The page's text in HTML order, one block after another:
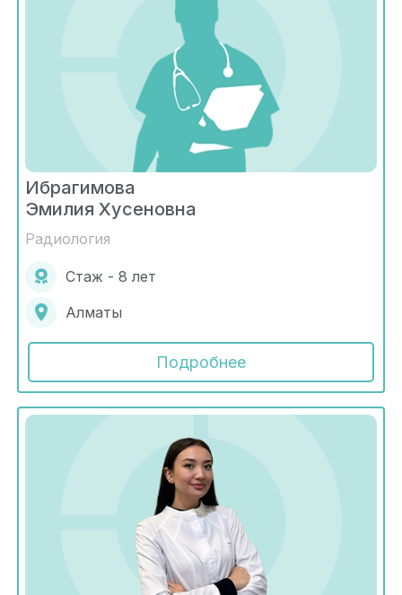
Ибрагимова
Эмилия Хусеновна
Радиология
Стаж - 8 лет
Алматы
Подробнее